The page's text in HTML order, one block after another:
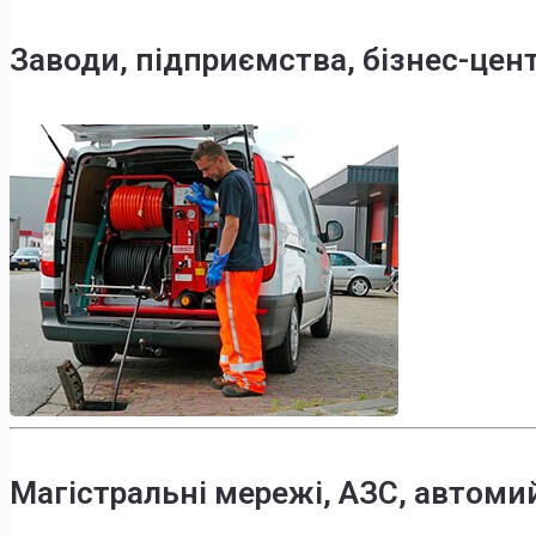
Заводи, підприємства, бізнес-
Магістральні мережі, АЗС,